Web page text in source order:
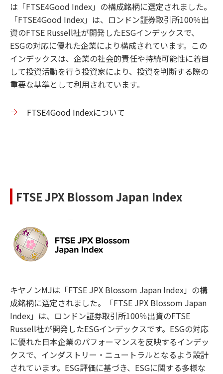
は「FTSE4Good Index」の構成銘柄に選定されました。
「FTSE4Good Index」は、ロンドン証券取引所100％出
資のFTSE Russell社が開発したESGインデックスで、
ESGの対応に優れた企業により構成されています。この
インデックスは、企業の社会的責任や持続可能性に着目
して投資活動を行う投資家により、投資を判断する際の
重要な基準として利用されています。
FTSE4Good Indexについて
FTSE JPX Blossom Japan Index
キヤノンMJは「FTSE JPX Blossom Japan Index」の構
成銘柄に選定されました。「FTSE JPX Blossom Japan
Index」は、ロンドン証券取引所100％出資のFTSE
Russell社が開発したESGインデックスです。ESGの対応
に優れた日本企業のパフォーマンスを反映するインデッ
クスで、インダストリー・ニュートラルとなるよう設計
されています。ESG評価に基づき、ESGに関する多様な